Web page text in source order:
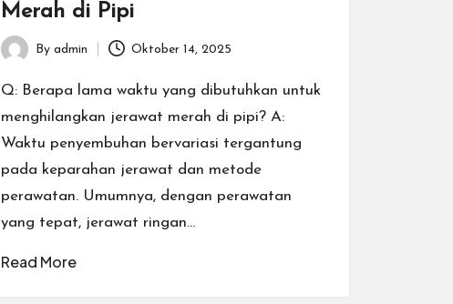
Merah di Pipi
Posted
by
By admin Oktober 14, 2025
Q: Berapa lama waktu yang dibutuhkan untuk
menghilangkan jerawat merah di pipi? A:
Waktu penyembuhan bervariasi tergantung
pada keparahan jerawat dan metode
perawatan. Umumnya, dengan perawatan
yang tepat, jerawat ringan…
Read More